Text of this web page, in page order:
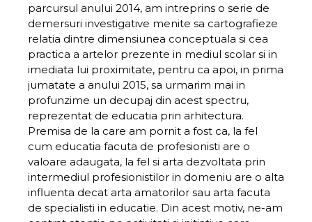
parcursul anului 2014, am intreprins o serie de
demersuri investigative menite sa cartografieze
relatia dintre dimensiunea conceptuala si cea
practica a artelor prezente in mediul scolar si in
imediata lui proximitate, pentru ca apoi, in prima
jumatate a anului 2015, sa urmarim mai in
profunzime un decupaj din acest spectru,
reprezentat de educatia prin arhitectura.
Premisa de la care am pornit a fost ca, la fel
cum educatia facuta de profesionisti are o
valoare adaugata, la fel si arta dezvoltata prin
intermediul profesionistilor in domeniu are o alta
influenta decat arta amatorilor sau arta facuta
de specialisti in educatie. Din acest motiv, ne-am